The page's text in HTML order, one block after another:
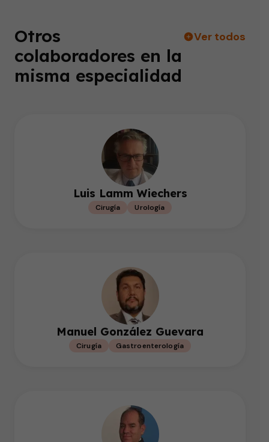
Otros
colaboradores en la
misma especialidad
Ver todos
Luis Lamm Wiechers
Cirugía Urología
Manuel González Guevara
Cirugía Gastroenterología